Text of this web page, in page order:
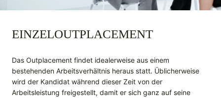
EINZELOUTPLACEMENT
Das Outplacement findet idealerweise aus einem
bestehenden Arbeitsverhältnis heraus statt. Üblicherweise
wird der Kandidat während dieser Zeit von der
Arbeitsleistung freigestellt, damit er sich ganz auf seine